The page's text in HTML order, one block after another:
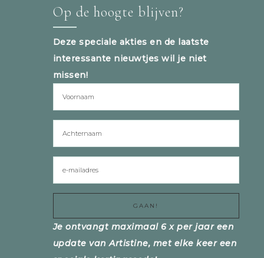
Op de hoogte blijven?
Deze speciale akties en de laatste
interessante nieuwtjes wil je niet
missen!
Je ontvangt maximaal 6 x per jaar een
update van Artistine, met elke keer een